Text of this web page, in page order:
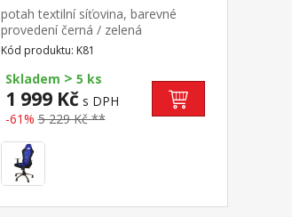
potah textilní síťovina, barevné
provedení černá / zelená
chromovaný kříž, houpací
mechanismus výškově nastavitelné,
výška sedu 45-55 cm, výška
opěradla 73 cm doporučená
nosnost do 120 kg
Kód produktu: K81
Skladem > 5 ks
1 999 Kč s DPH
-61% 5 229 Kč **